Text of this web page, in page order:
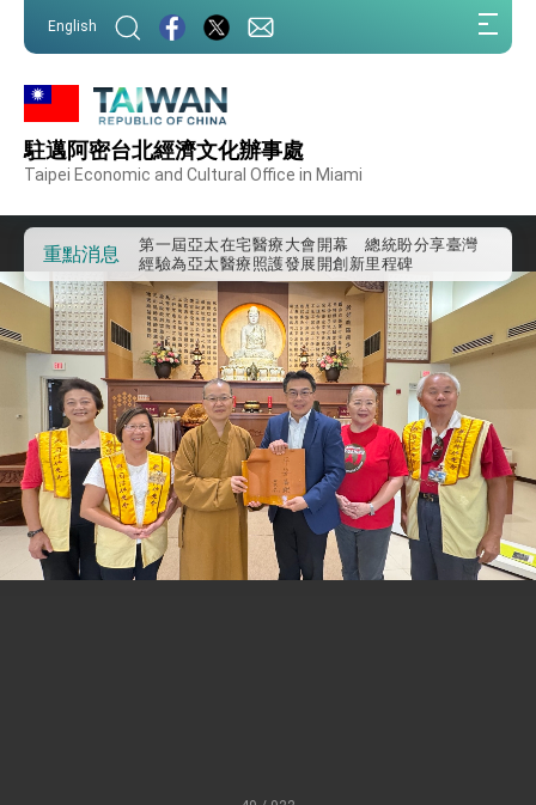
English
駐邁阿密台北經濟文化辦事處
Taipei Economic and Cultural Office in Miami
重點消息
外交部重要言論
事處」，進一步深化台美交流合作
第一屆亞太在宅醫療大會開幕 總統盼分享臺灣
經驗為亞太醫療照護發展開創新里程碑
外交部發布WHA文宣影片「台灣醫療點亮世界」
及「台灣智慧醫療與健康產業展」預告短片，向
世界展現台灣守護全球健康的創新能量
總統出訪史瓦帝尼返國談話 強調臺灣人有權利
走向世界 盼與理念相近國家共同維護國際秩序
堅定走向世界 賴總統抵達史瓦帝尼王國進行國是
訪問
總統與五院院長新春茶敘 盼化分歧為團結、為
國家邁出合作第一步
總統農曆春節談話
台美貿易協議完成簽署達成6大目標、創5大歷史
性突破 總統強調將以3大面向加速臺灣經濟轉型
升級 籲請立院全力支持並盡速通過
臺美簽署「對等貿易協定」確立對等關稅15%且不